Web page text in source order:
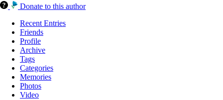
Donate to this author
Recent Entries
Friends
Profile
Archive
Tags
Categories
Memories
Photos
Video